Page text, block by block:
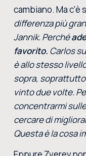
cambiano. Ma c'è
differenza più
Jannik. Perché
favorito. Carlos
è allo stesso
sopra, soprattutto
vinto due volte.
concentrarmi
cercare di
Questa è la cosa